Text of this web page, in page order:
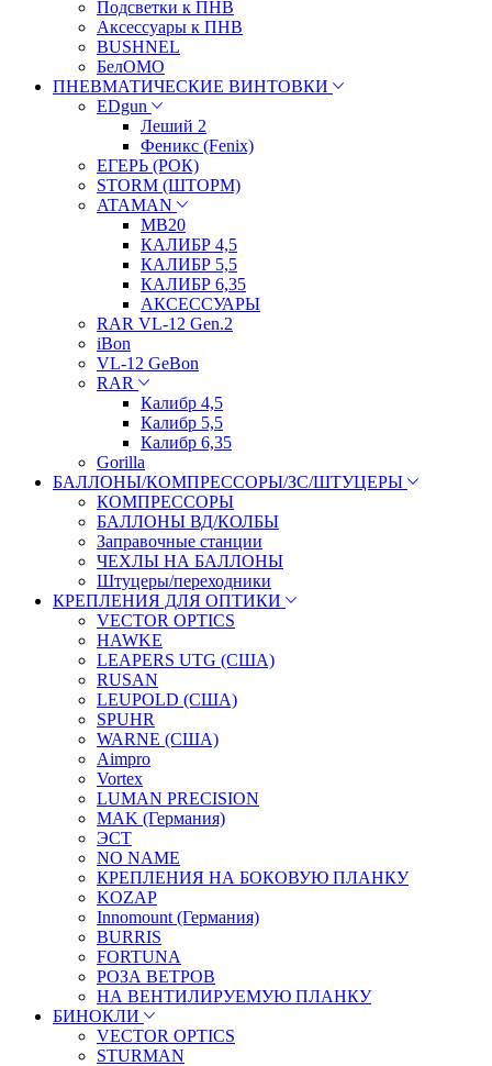
Подсветки к ПНВ
Аксессуары к ПНВ
BUSHNEL
БелОМО
ПНЕВМАТИЧЕСКИЕ ВИНТОВКИ
EDgun
Леший 2
Феникс (Fenix)
ЕГЕРЬ (РОК)
STORM (ШТОРМ)
ATAMAN
МВ20
КАЛИБР 4,5
КАЛИБР 5,5
КАЛИБР 6,35
АКСЕССУАРЫ
RAR VL-12 Gen.2
iBon
VL-12 GeBon
RAR
Калибр 4,5
Калибр 5,5
Калибр 6,35
Gorilla
БАЛЛОНЫ/КОМПРЕССОРЫ/ЗС/ШТУЦЕРЫ
КОМПРЕССОРЫ
БАЛЛОНЫ ВД/КОЛБЫ
Заправочные станции
ЧЕХЛЫ НА БАЛЛОНЫ
Штуцеры/переходники
КРЕПЛЕНИЯ ДЛЯ ОПТИКИ
VECTOR OPTICS
HAWKE
LEAPERS UTG (США)
RUSAN
LEUPOLD (США)
SPUHR
WARNE (США)
Aimpro
Vortex
LUMAN PRECISION
MAK (Германия)
ЭСТ
NO NAME
КРЕПЛЕНИЯ НА БОКОВУЮ ПЛАНКУ
KOZAP
Innomount (Германия)
BURRIS
FORTUNA
РОЗА ВЕТРОВ
НА ВЕНТИЛИРУЕМУЮ ПЛАНКУ
БИНОКЛИ
VECTOR OPTICS
STURMAN